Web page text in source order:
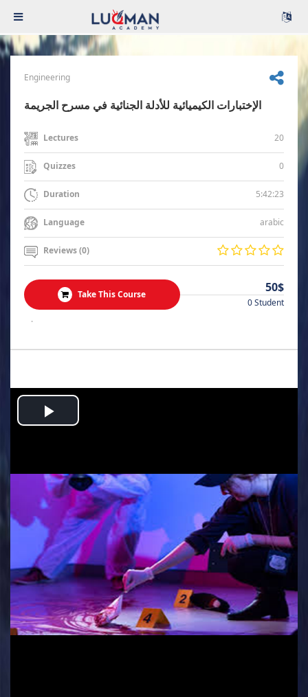
Engineering
الإختبارات الكيميائية للأدلة الجنائية في مسرح الجريمة
Lectures 20
Quizzes 0
Duration 5:42:23
Language arabic
Reviews (0)
Take This Course 50$
0 Student
.
Play